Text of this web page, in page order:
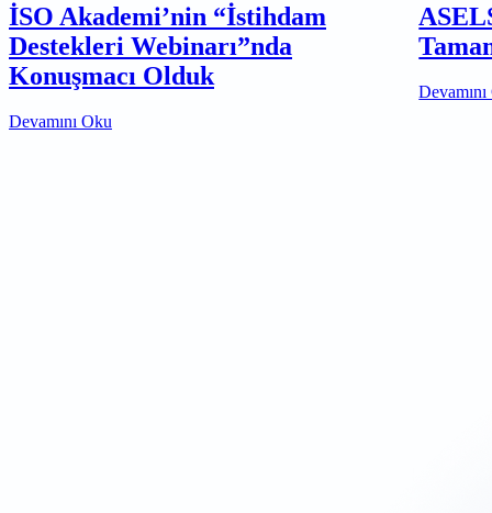
İSO Akademi’nin “İstihdam
Destekleri Webinarı”nda
Konuşmacı Olduk
Devamını Oku